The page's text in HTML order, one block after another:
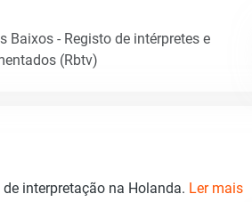
Baixos - Registo de intérpretes e
(Rbtv)
interpretação na Holanda. Ler mais